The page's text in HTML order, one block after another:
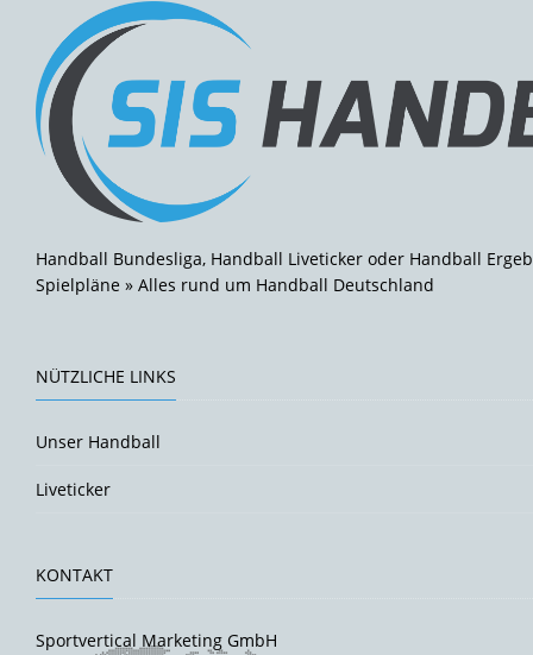
Handball Bundesliga, Handball Liveticker oder Handball
Spielpläne » Alles rund um Handball Deutschland
NÜTZLICHE LINKS
Unser Handball
Liveticker
KONTAKT
Sportvertical Marketing GmbH